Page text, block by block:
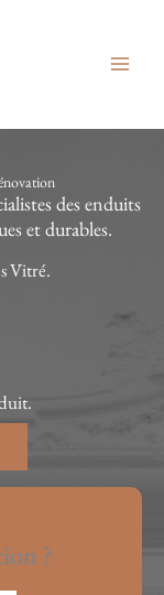
des enduits
et durables.
Vitré.
?